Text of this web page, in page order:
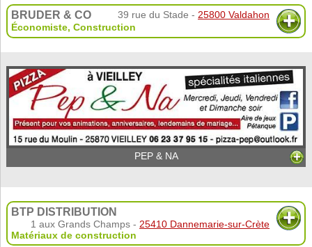
BRUDER & CO 39 rue du Stade - 25800 Valdahon
Économiste, Construction
PEP & NA
BTP DISTRIBUTION
1 aux Grands Champs - 25410 Dannemarie-sur-Crète
Matériaux de construction